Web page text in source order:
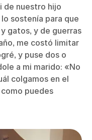
de nuestro hijo
sostenía para que
gatos, y de guerras
me costó limitar
y puse dos o
a mi marido: «No
colgamos en el
puedes